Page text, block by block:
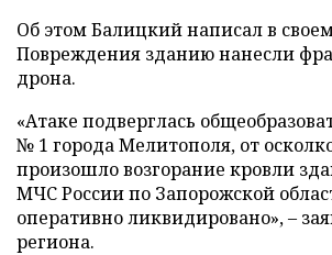
Об этом Балицкий написал в
Повреждения зданию нанесли
дрона.
«Атаке подверглась
№ 1 города Мелитополя, от
произошло возгорание кровли
МЧС России по Запорожской
оперативно ликвидировано», –
региона.